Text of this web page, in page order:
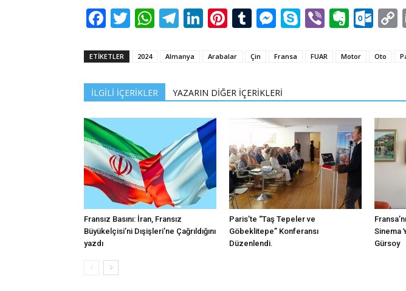
Facebook
TwitterWhatsApp
Telegram
LinkedIn
Pinterest
Tumblr
Messenger
SkypeViber
ETİKETLER 2024 Almanya Arabalar Çin Fransa FUAR Motor Oto
İLGİLİ İÇERİKLER YAZARIN DİĞER İÇERİKLERİ
Fransız Basını: İran, Fransız
Büyükelçisi’ni Dışişleri’ne Çağrıldığını
yazdı
Paris’te “Taş Tepeler ve
Göbeklitepe” Konferansı
Düzenlendi.
Sinema
Gürsoy